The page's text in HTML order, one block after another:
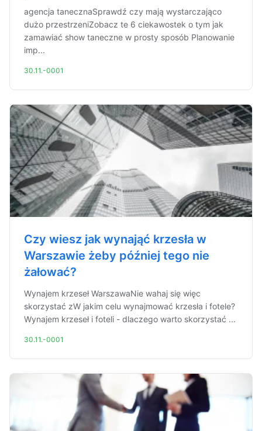
agencja tanecznaSprawdź czy mają wystarczająco
dużo przestrzeniZobacz te 6 ciekawostek o tym jak
zamawiać show taneczne w prosty sposób Planowanie
imp...
30.11.-0001
Czy wiesz jak wynająć krzesła w
Warszawie żeby później tego nie
żałować?
Wynajem krzeseł WarszawaNie wahaj się więc
skorzystać zW jakim celu wynajmować krzesła i fotele?
Wynajem krzeseł i foteli - dlaczego warto skorzystać ...
30.11.-0001